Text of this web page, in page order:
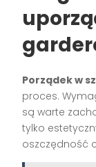
Porządek w
proces.
są warte
tylko
oszczędność